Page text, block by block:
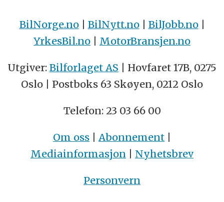
BilNorge.no| BilNytt.no| BilJobb.no|
YrkesBil.no
MotorBransjen.no
Utgiver: Bilforlaget AS | Hovfaret 17B, 0275
Oslo | Postboks 63 Skøyen, 0212 Oslo
Telefon: 23 03 66 00
Om oss | Abonnement |
Mediainformasjon | Nyhetsbrev
Personvern